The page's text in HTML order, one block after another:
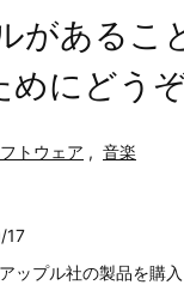
があるこ
にどうぞ
トウェア , 音楽
17
ップル社の製品を購